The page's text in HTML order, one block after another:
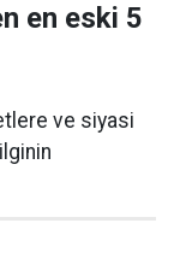
en eski 5
ve siyasi